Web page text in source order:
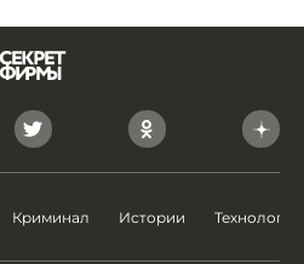
Криминал Истории Технологии